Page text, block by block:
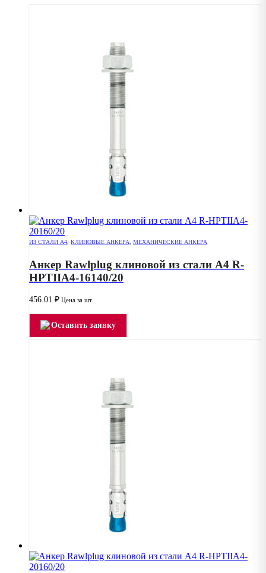
ИЗ СТАЛИ А4, КЛИНОВЫЕ АНКЕРА, МЕХАНИЧЕСКИЕ АНКЕРА
Анкер Rawlplug клиновой из стали А4 R-
HPTIIA4-16140/20
456.01 ₽ Цена за шт.
Оставить заявку